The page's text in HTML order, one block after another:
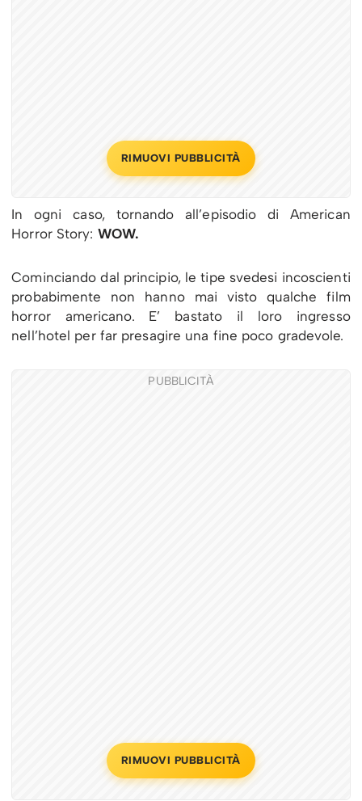
RIMUOVI PUBBLICITÀ
In ogni caso, tornando all’episodio di American
Horror Story: WOW.
Cominciando dal principio, le tipe svedesi incoscienti
probabimente non hanno mai visto qualche film
horror americano. E’ bastato il loro ingresso
nell’hotel per far presagire una fine poco gradevole.
PUBBLICITÀ
RIMUOVI PUBBLICITÀ